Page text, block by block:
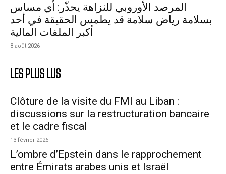
المرصد الأوروبي للنزاهة يحذّر: أي مساس
بسلامة رياض سلامة قد يطمس الحقيقة في أحد
أكبر الملفات المالية
8 août 2026
LES PLUS LUS
Clôture de la visite du FMI au Liban :
discussions sur la restructuration bancaire
et le cadre fiscal
13 février 2026
L’ombre d’Epstein dans le rapprochement
entre Émirats arabes unis et Israël